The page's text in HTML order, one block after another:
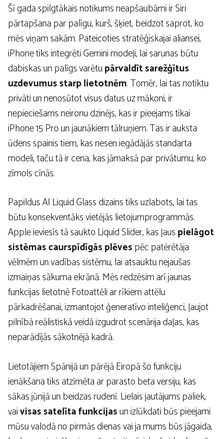
Šī gada spilgtākais notikums neapšaubāmi ir Siri
pārtapšana par palīgu, kurš, šķiet, beidzot saprot, ko
mēs viņam sakām. Pateicoties stratēģiskajai aliansei,
iPhone tiks integrēti Gemini modeļi, lai sarunas būtu
dabiskas un palīgs varētupārvaldīt sarežģītus
uzdevumus starp lietotnēm. Tomēr, lai tas notiktu
privāti un nenosūtot visus datus uz mākoni, ir
nepieciešams neironu dzinējs, kas ir pieejams tikai
iPhone 15 Pro un jaunākiem tālruņiem. Tas ir auksta
ūdens spainis tiem, kas nesen iegādājās standarta
modeli, taču tā ir cena, kas jāmaksā par privātumu, ko
zīmols cīnās.
Papildus AI Liquid Glass dizains tiks uzlabots, lai tas
būtu konsekventāks vietējās lietojumprogrammās.
Apple ieviesīs tā saukto Liquid Slider, kas ļauspielāgot
sistēmas caurspīdīgās plēvespēc patērētāja
vēlmēm un vadības sistēmu, lai atsauktu nejaušas
izmaiņas sākuma ekrānā. Mēs redzēsim arī jaunas
funkcijas lietotnē Fotoattēli ar rīkiem attēlu
pārkadrēšanai, izmantojot ģeneratīvo inteliģenci, ļaujot
pilnībā reālistiskā veidā izgudrot scenārija daļas, kas
neparādījās sākotnējā kadrā.
Lietotājiem Spānijā un pārējā Eiropā šo funkciju
ienākšana tiks atzīmēta ar parasto beta versiju, kas
sākas jūnijā un beidzas rudenī. Lielais jautājums paliek,
vaivisas satelīta funkcijasun izlūkdati būs pieejami
mūsu valodā no pirmās dienas vai ja mums būs jāgaida,